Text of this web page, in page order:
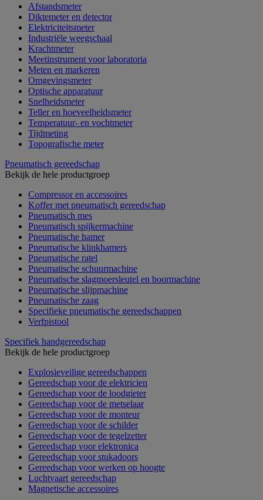
Afstandsmeter
Diktemeter en detector
Elektriciteitsmeter
Industriële weegschaal
Krachtmeter
Meetinstrument voor laboratoria
Meten en markeren
Omgevingsmeter
Optische apparatuur
Snelheidsmeter
Teller en hoeveelheidsmeter
Temperatuur- en vochtmeter
Tijdmeting
Topografische meter
Pneumatisch gereedschap
Bekijk de hele productgroep
Compressor en accessoires
Koffer met pneumatisch gereedschap
Pneumatisch mes
Pneumatisch spijkermachine
Pneumatische hamer
Pneumatische klinkhamers
Pneumatische ratel
Pneumatische schuurmachine
Pneumatische slagmoersleutel en boormachine
Pneumatische slijpmachine
Pneumatische zaag
Specifieke pneumatische gereedschappen
Verfpistool
Specifiek handgereedschap
Bekijk de hele productgroep
Explosieveilige gereedschappen
Gereedschap voor de elektricien
Gereedschap voor de loodgieter
Gereedschap voor de metselaar
Gereedschap voor de monteur
Gereedschap voor de schilder
Gereedschap voor de tegelzetter
Gereedschap voor elektronica
Gereedschap voor stukadoors
Gereedschap voor werken op hoogte
Luchtvaart gereedschap
Magnetische accessoires